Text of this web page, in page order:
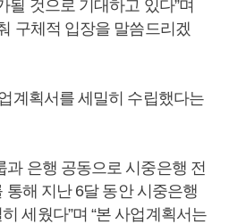
될 것으로 기대하고 있다”며
구체적 입장을 말씀드리겠
계획서를 세밀히 수립했다는
과 은행 공동으로 시중은행 전
통해 지난 6달 동안 시중은행
세웠다”며 “본 사업계획서는